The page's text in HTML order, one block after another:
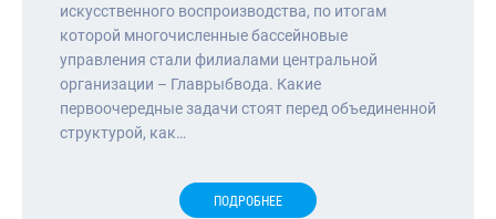
искусственного воспроизводства, по итогам
которой многочисленные бассейновые
управления стали филиалами центральной
организации – Главрыбвода. Какие
первоочередные задачи стоят перед объединенной
структурой, как…
ПОДРОБНЕЕ